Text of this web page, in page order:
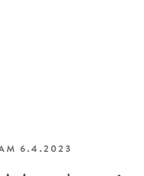
6.4.2023